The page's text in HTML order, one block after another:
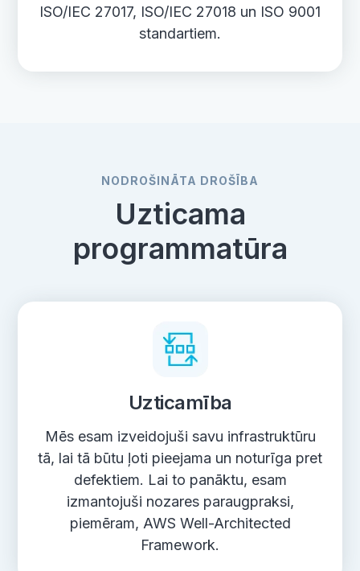
ISO/IEC 27017, ISO/IEC 27018 un ISO 9001
standartiem.
NODROŠINĀTA DROŠĪBA
Uzticama
programmatūra
Uzticamība
Mēs esam izveidojuši savu infrastruktūru
tā, lai tā būtu ļoti pieejama un noturīga pret
defektiem. Lai to panāktu, esam
izmantojuši nozares paraugpraksi,
piemēram, AWS Well-Architected
Framework.